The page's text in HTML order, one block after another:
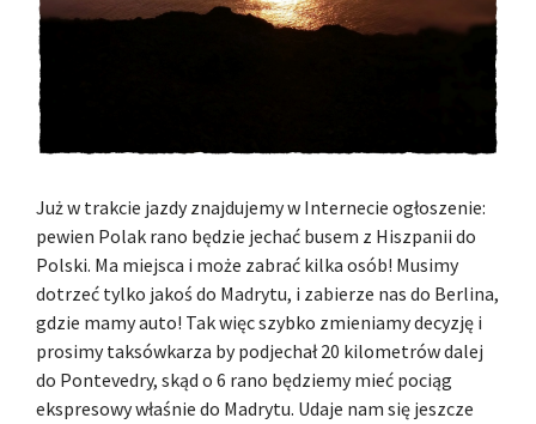
Już w trakcie jazdy znajdujemy w Internecie ogłoszenie:
pewien Polak rano będzie jechać busem z Hiszpanii do
Polski. Ma miejsca i może zabrać kilka osób! Musimy
dotrzeć tylko jakoś do Madrytu, i zabierze nas do Berlina,
gdzie mamy auto! Tak więc szybko zmieniamy decyzję i
prosimy taksówkarza by podjechał 20 kilometrów dalej
do Pontevedry, skąd o 6 rano będziemy mieć pociąg
ekspresowy właśnie do Madrytu. Udaje nam się jeszcze